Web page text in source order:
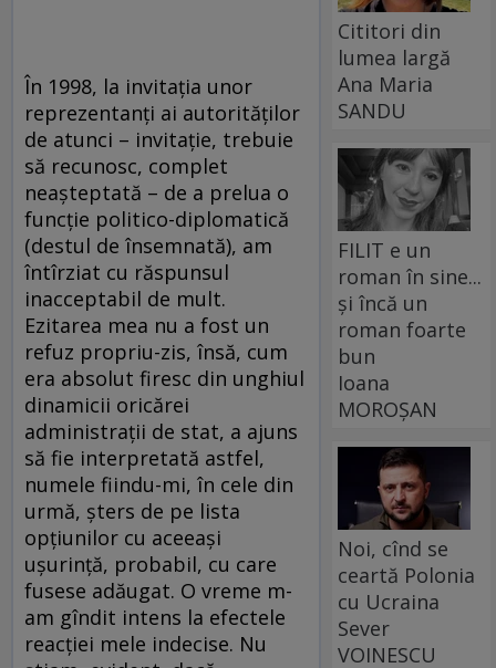
În 1998, la invitaţia unor
reprezentanţi ai autorităţilor
de atunci – invitaţie, trebuie
să recunosc, complet
neaşteptată – de a prelua o
funcţie politico-diplomatică
(destul de însemnată), am
întîrziat cu răspunsul
inacceptabil de mult.
Ezitarea mea nu a fost un
refuz propriu-zis, însă, cum
era absolut firesc din unghiul
dinamicii oricărei
administraţii de stat, a ajuns
să fie interpretată astfel,
numele fiindu-mi, în cele din
urmă, şters de pe lista
opţiunilor cu aceeaşi
uşurinţă, probabil, cu care
fusese adăugat. O vreme m-
am gîndit intens la efectele
reacţiei mele indecise. Nu
Cititori din
lumea largă
Ana Maria
SANDU
FILIT e un
roman în sine...
și încă un
roman foarte
bun
Ioana
MOROȘAN
Noi, cînd se
ceartă Polonia
cu Ucraina
Sever
VOINESCU